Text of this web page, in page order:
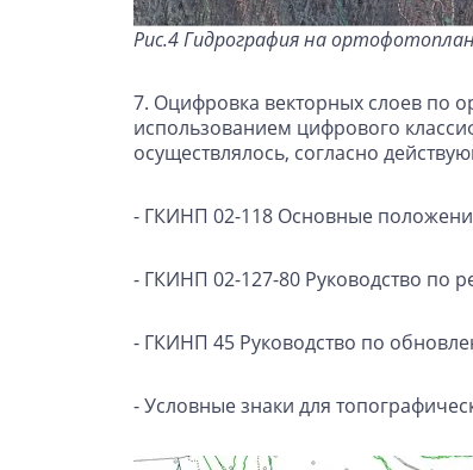
Рис.4 Гидрография на
7. Оцифровка векторных слоев по
использованием цифрового
осуществлялось, согласно
- ГКИНП 02-118 Основные
- ГКИНП 02-127-80 Руководство по
- ГКИНП 45 Руководство по
- Условные знаки для